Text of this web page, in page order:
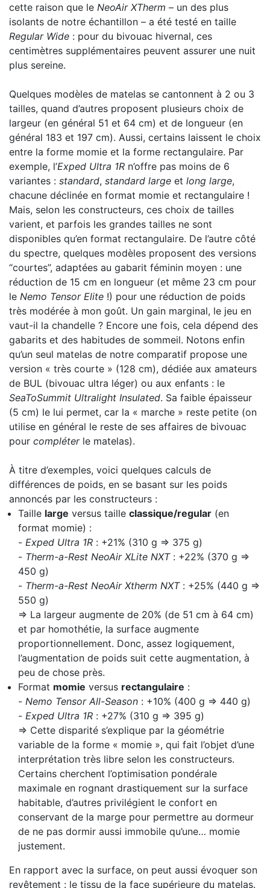
cette raison que le NeoAir XTherm – un des plus
isolants de notre échantillon – a été testé en taille
Regular Wide : pour du bivouac hivernal, ces
centimètres supplémentaires peuvent assurer une nuit
plus sereine.
Quelques modèles de matelas se cantonnent à 2 ou 3
tailles, quand d’autres proposent plusieurs choix de
largeur (en général 51 et 64 cm) et de longueur (en
général 183 et 197 cm). Aussi, certains laissent le choix
entre la forme momie et la forme rectangulaire. Par
exemple, l’Exped Ultra 1R n’offre pas moins de 6
variantes : standard, standard large et long large,
chacune déclinée en format momie et rectangulaire !
Mais, selon les constructeurs, ces choix de tailles
varient, et parfois les grandes tailles ne sont
disponibles qu’en format rectangulaire. De l’autre côté
du spectre, quelques modèles proposent des versions
“courtes”, adaptées au gabarit féminin moyen : une
réduction de 15 cm en longueur (et même 23 cm pour
le Nemo Tensor Elite !) pour une réduction de poids
très modérée à mon goût. Un gain marginal, le jeu en
vaut-il la chandelle ? Encore une fois, cela dépend des
gabarits et des habitudes de sommeil. Notons enfin
qu’un seul matelas de notre comparatif propose une
version « très courte » (128 cm), dédiée aux amateurs
de BUL (bivouac ultra léger) ou aux enfants : le
SeaToSummit Ultralight Insulated. Sa faible épaisseur
(5 cm) le lui permet, car la « marche » reste petite (on
utilise en général le reste de ses affaires de bivouac
pour compléterle matelas).
À titre d’exemples, voici quelques calculs de
différences de poids, en se basant sur les poids
annoncés par les constructeurs :
Taille large versus taille classique/regular (en
format momie) :
- Exped Ultra 1R : +21% (310 g ⇒ 375 g)
- Therm-a-Rest NeoAir XLite NXT: +22% (370 g ⇒
450 g)
- Therm-a-Rest NeoAir Xtherm NXT: +25% (440 g ⇒
550 g)
⇒ La largeur augmente de 20% (de 51 cm à 64 cm)
et par homothétie, la surface augmente
proportionnellement. Donc, assez logiquement,
l’augmentation de poids suit cette augmentation, à
peu de chose près.
Format momie versus rectangulaire :
- Nemo Tensor All-Season : +10% (400 g ⇒ 440 g)
- Exped Ultra 1R : +27% (310 g ⇒ 395 g)
⇒ Cette disparité s’explique par la géométrie
variable de la forme « momie », qui fait l’objet d’une
interprétation très libre selon les constructeurs.
Certains cherchent l’optimisation pondérale
maximale en rognant drastiquement sur la surface
habitable, d’autres privilégient le confort en
conservant de la marge pour permettre au dormeur
de ne pas dormir aussi immobile qu’une… momie
justement.
En rapport avec la surface, on peut aussi évoquer son
revêtement : le tissu de la face supérieure du matelas.